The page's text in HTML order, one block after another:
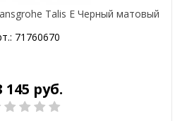
Talis E Черный матовый
71760670
145 руб.